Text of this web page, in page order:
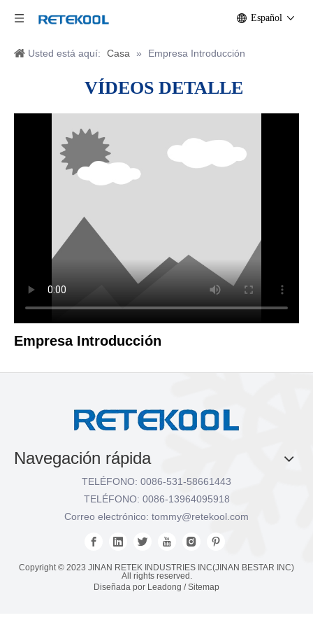
Español
Usted está aquí: Casa » Empresa Introducción
VÍDEOS DETALLE
Empresa Introducción
Navegación rápida
TELÉFONO: 0086-531-58661443
TELÉFONO: 0086-13964095918
Correo electrónico: tommy@retekool.com
Copyright © 2023 JINAN RETEK INDUSTRIES INC(JINAN BESTAR INC)
All rights reserved.
Diseñada por Leadong /Sitemap